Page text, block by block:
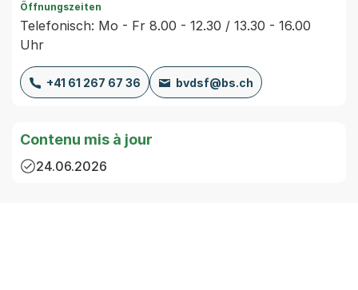
Öffnungszeiten
Telefonisch: Mo - Fr 8.00 - 12.30 / 13.30 - 16.00
Uhr
+41 61 267 67 36 bvdsf@bs.ch
Contenu mis à jour
24.06.2026